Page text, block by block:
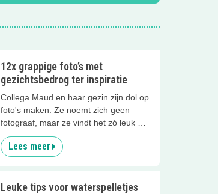
12x grappige foto’s met
gezichtsbedrog ter inspiratie
Collega Maud en haar gezin zijn dol op
foto's maken. Ze noemt zich geen
fotograaf, maar ze vindt het zó leuk om
te doen! Haar kinderen zijn vaak
onderwerp en doen altijd mee. Zo
voorbeelden van gezichtsbedrog, ter
Lees meer
Leuke tips voor waterspelletjes